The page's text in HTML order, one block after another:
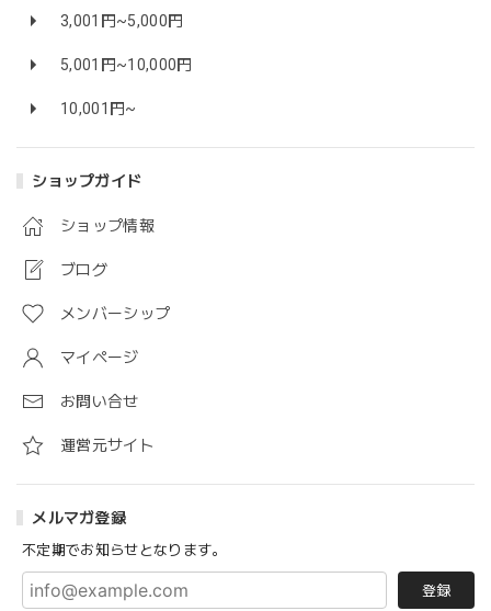
3,001円~5,000円
5,001円~10,000円
10,001円~
ショップガイド
ショップ情報
ブログ
メンバーシップ
マイページ
お問い合せ
運営元サイト
メルマガ登録
不定期でお知らせとなります。
登録